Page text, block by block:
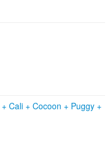
+ Cali + Cocoon + Puggy +